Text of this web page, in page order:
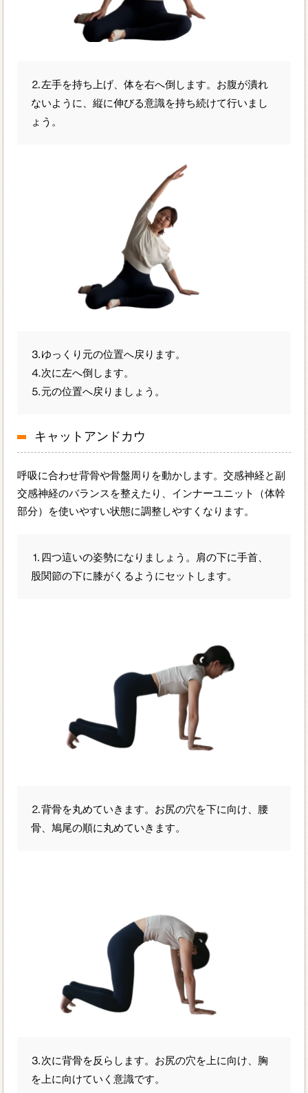
⒉左手を持ち上げ、体を右へ倒します。お腹が潰れ
ないように、縦に伸びる意識を持ち続けて行いまし
ょう。
⒊ゆっくり元の位置へ戻ります。
⒋次に左へ倒します。
⒌元の位置へ戻りましょう。
キャットアンドカウ
呼吸に合わせ背骨や骨盤周りを動かします。交感神経と副
交感神経のバランスを整えたり、インナーユニット（体幹
部分）を使いやすい状態に調整しやすくなります。
⒈四つ這いの姿勢になりましょう。肩の下に手首、
股関節の下に膝がくるようにセットします。
⒉背骨を丸めていきます。お尻の穴を下に向け、腰
骨、鳩尾の順に丸めていきます。
⒊次に背骨を反らします。お尻の穴を上に向け、胸
を上に向けていく意識です。